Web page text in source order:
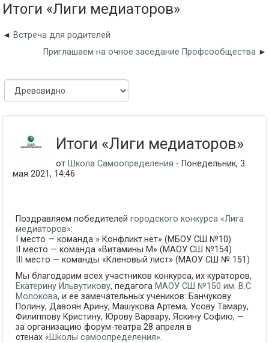
Итоги «Лиги медиаторов»
Встреча для родителей
Приглашаем на очное заседание Профсообщества
Итоги «Лиги медиаторов»
от Школа Самоопределения - Понедельник, 3
мая 2021, 14:46
Поздравляем победителейгородского конкурса «Лига
медиаторов»:
I место — команда » Конфликт.нет» (МБОУ СШ №10)
II место — команда «Витамины М» (МАОУ СШ №154)
III место — команды «Кленовый лист» (МАОУ СШ № 151)
Мы благодарим всех участников конкурса, их кураторов,
Екатерину Ильвутикову, педагога МАОУ СШ №150 им. В.С.
Молокова, и её замечательных учеников: Банчукову
Полину, Давоян Арину, Машукова Артема, Усову Тамару,
Филиппову Кристину, Юрову Варвару, Яскину Софию, —
за организацию форум-театра 28 апреля в
стенах «Школы самоопределения».